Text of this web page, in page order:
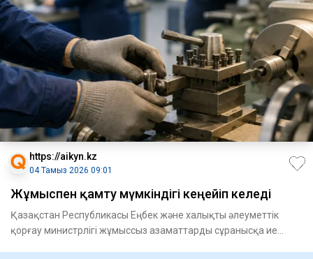
https://aikyn.kz
04 Тамыз 2026 09:01
Жұмыспен қамту мүмкіндігі кеңейіп келеді
Қазақстан Республикасы Еңбек және халықты әлеуметтік
қорғау министрлігі жұмыссыз азаматтарды сұранысқа ие